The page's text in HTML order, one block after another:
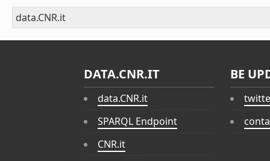
data.CNR.it
DATA.CNR.IT
data.CNR.it
SPARQL Endpoint
CNR.it
BE